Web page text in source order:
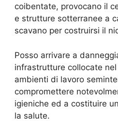
coibentate, provocano il
e strutture sotterranee a
scavano per costruirsi il
Posso arrivare a
infrastrutture collocate
ambienti di lavoro
compromettere
igieniche ed a costituire
la salute.